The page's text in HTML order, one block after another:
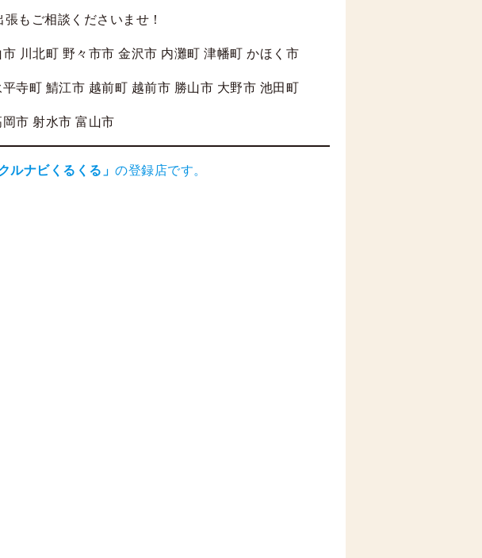
もご相談くださいませ！
川北町 野々市市 金沢市 内灘町 津幡町 かほく市
寺町 鯖江市 越前町 越前市 勝山市 大野市 池田町
岡市 射水市 富山市
ルナビくるくる 」の登録店です。